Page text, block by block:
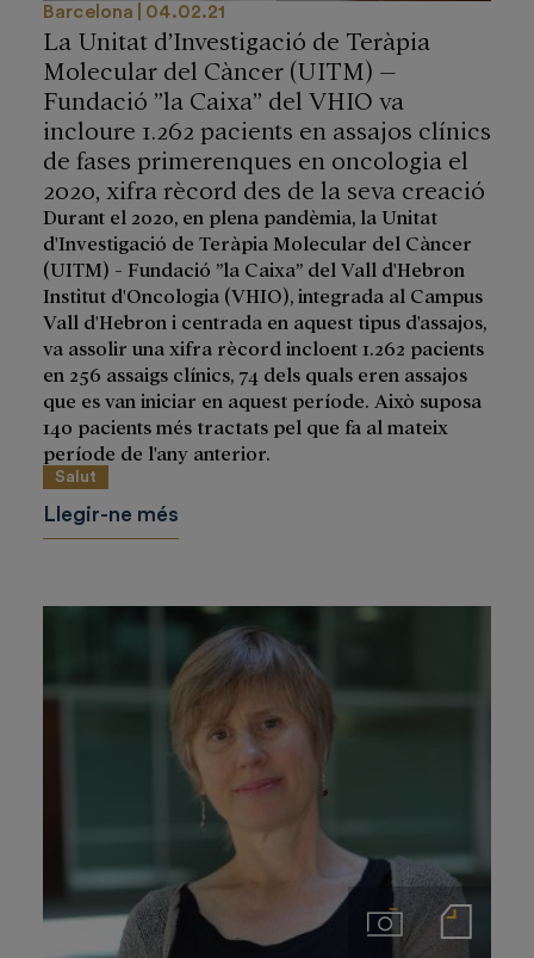
Barcelona 04.02.21
La Unitat d’Investigació de Teràpia
Molecular del Càncer (UITM) –
Fundació ”la Caixa” del VHIO va
incloure 1.262 pacients en assajos clínics
de fases primerenques en oncologia el
2020, xifra rècord des de la seva creació
Durant el 2020, en plena pandèmia, la Unitat
d'Investigació de Teràpia Molecular del Càncer
(UITM) - Fundació ”la Caixa” del Vall d'Hebron
Institut d'Oncologia (VHIO), integrada al Campus
Vall d'Hebron i centrada en aquest tipus d'assajos,
va assolir una xifra rècord incloent 1.262 pacients
en 256 assaigs clínics, 74 dels quals eren assajos
que es van iniciar en aquest període. Això suposa
140 pacients més tractats pel que fa al mateix
període de l'any anterior.
Salut
Llegir-ne més
ImágenesNotas de prensa